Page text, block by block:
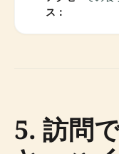
ス：
5. 訪問